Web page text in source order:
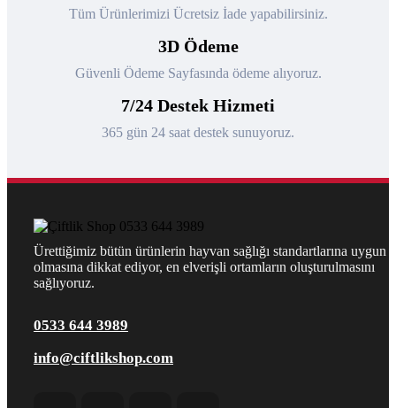
Tüm Ürünlerimizi Ücretsiz İade yapabilirsiniz.
3D Ödeme
Güvenli Ödeme Sayfasında ödeme alıyoruz.
7/24 Destek Hizmeti
365 gün 24 saat destek sunuyoruz.
Ürettiğimiz bütün ürünlerin hayvan sağlığı standartlarına uygun
olmasına dikkat ediyor, en elverişli ortamların oluşturulmasını
sağlıyoruz.
0533 644 3989
info@ciftlikshop.com